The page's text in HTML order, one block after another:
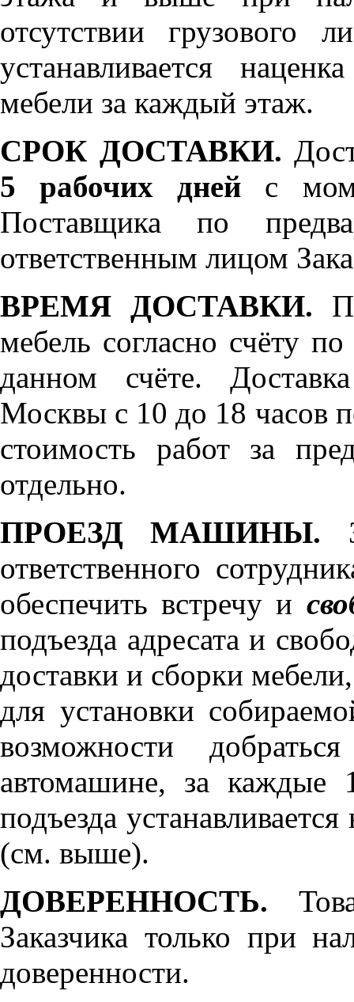
отсутствии грузового
устанавливается
мебели за каждый этаж.
СРОК ДОСТАВКИ.
5 рабочих дней с
Поставщика по
ответственным лицом
ВРЕМЯ ДОСТАВКИ.
мебель согласно счёту
данном счёте.
Москвы с 10 до 18 часов
стоимость работ за
отдельно.
ПРОЕЗД МАШИНЫ.
ответственного
обеспечить встречу и
подъезда адресата и
доставки и сборки
для установки
возможности
автомашине, за каждые
подъезда
(см. выше).
ДОВЕРЕННОСТЬ.
Заказчика только при
доверенности.